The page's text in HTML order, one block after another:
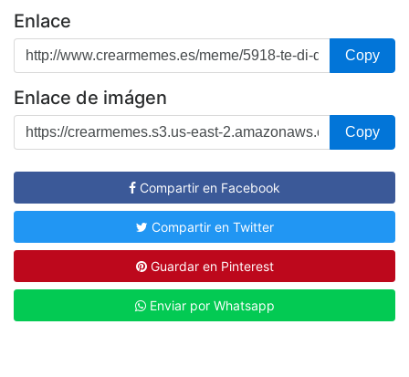
Enlace
Copy
Enlace de imágen
Copy
Compartir en Facebook
Compartir en Twitter
Guardar en Pinterest
Enviar por Whatsapp